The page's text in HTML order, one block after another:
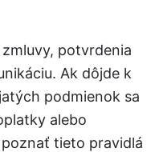
potvrdenia
Ak dôjde k
podmienok sa
alebo
tieto pravidlá